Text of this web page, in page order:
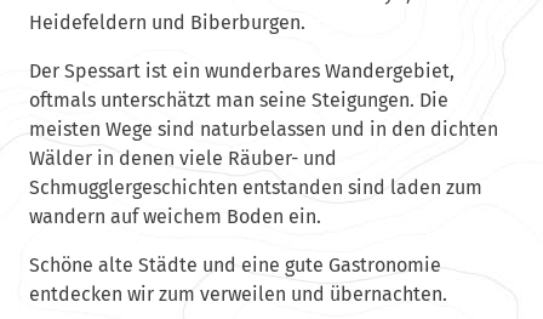
Heidefeldern und Biberburgen.
Der Spessart ist ein wunderbares Wandergebiet,
oftmals unterschätzt man seine Steigungen. Die
meisten Wege sind naturbelassen und in den dichten
Wälder in denen viele Räuber- und
Schmugglergeschichten entstanden sind laden zum
wandern auf weichem Boden ein.
Schöne alte Städte und eine gute Gastronomie
entdecken wir zum verweilen und übernachten.